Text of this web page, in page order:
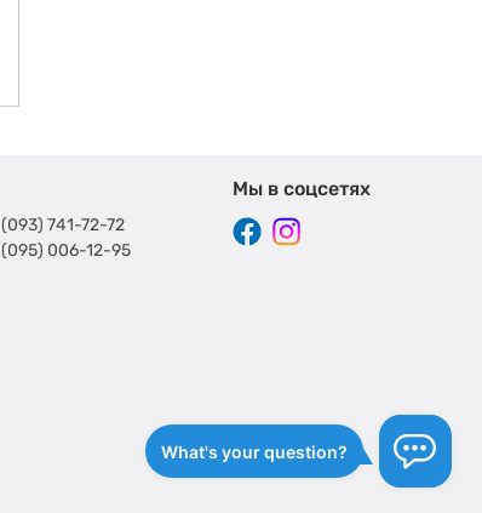
(093) 741-72-72
(095) 006-12-95
Мы в соцсетях